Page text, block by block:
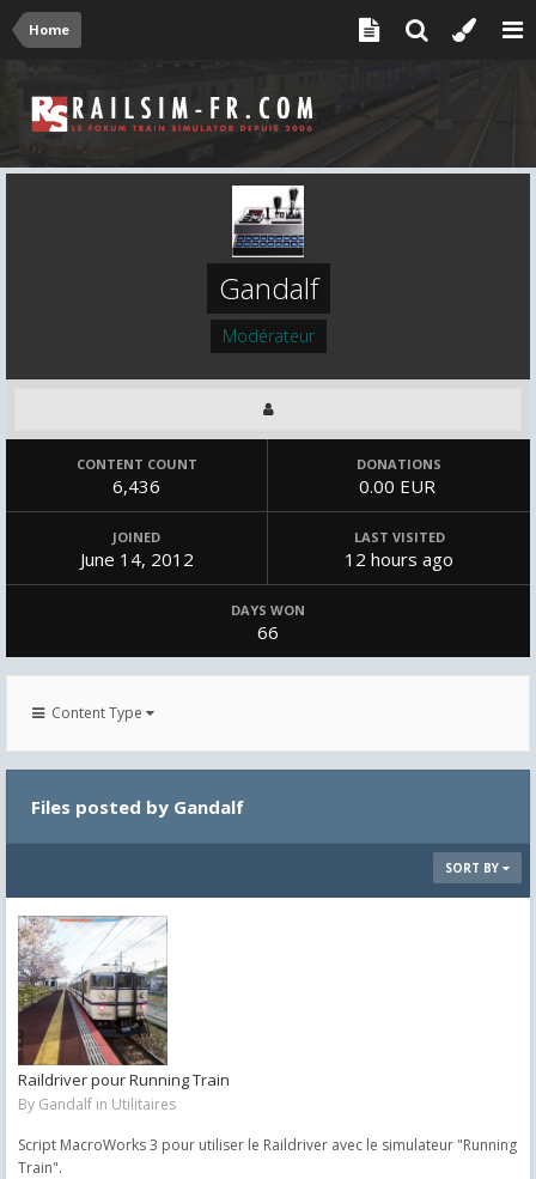
Home
Gandalf
Modérateur
CONTENT COUNT
6,436
DONATIONS
0.00 EUR
JOINED
June 14, 2012
LAST VISITED
12 hours ago
DAYS WON
66
Content Type
Files posted by Gandalf
SORT BY
Raildriver pour Running Train
By Gandalf in Utilitaires
Script MacroWorks 3 pour utiliser le Raildriver avec le simulateur "Running
Train".